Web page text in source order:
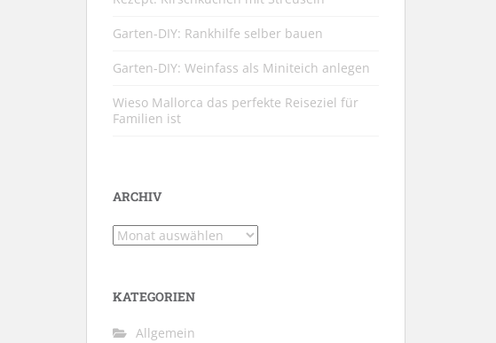
Garten-DIY: Rankhilfe selber bauen
Garten-DIY: Weinfass als Miniteich anlegen
Wieso Mallorca das perfekte Reiseziel für
Familien ist
ARCHIV
Archiv
KATEGORIEN
Allgemein